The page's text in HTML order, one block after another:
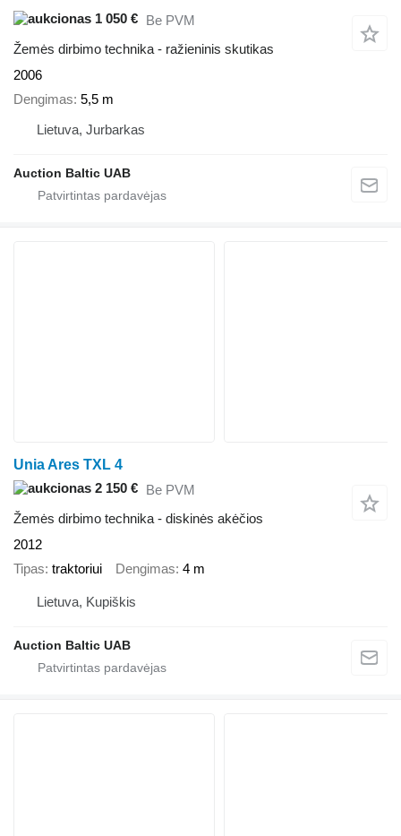
1 050 € Be PVM
Žemės dirbimo technika - ražieninis skutikas
2006
Dengimas 5,5 m
Lietuva, Jurbarkas
Auction Baltic UAB
Unia Ares TXL 4
2 150 € Be PVM
Žemės dirbimo technika - diskinės akėčios
2012
Tipas traktoriui Dengimas 4 m
Lietuva, Kupiškis
Auction Baltic UAB